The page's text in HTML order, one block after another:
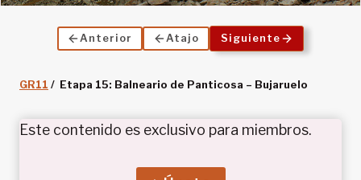
Anterior Atajo Siguiente
GR11 / Etapa 15: Balneario de Panticosa – Bujaruelo
Este contenido es exclusivo para miembros.